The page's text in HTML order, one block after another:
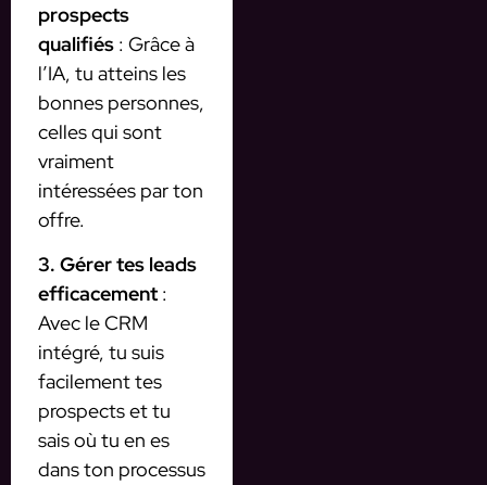
prospects
qualifiés : Grâce à
l’IA, tu atteins les
bonnes personnes,
celles qui sont
vraiment
intéressées par ton
offre.
3. Gérer tes leads
efficacement :
Avec le CRM
intégré, tu suis
facilement tes
prospects et tu
sais où tu en es
dans ton processus